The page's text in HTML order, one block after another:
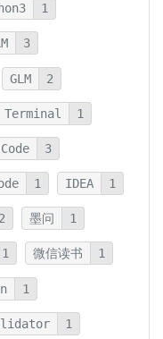
1
3
GLM 2
Terminal 1
3
1 IDEA 1
2 墨问 1
1 微信读书 1
1
1